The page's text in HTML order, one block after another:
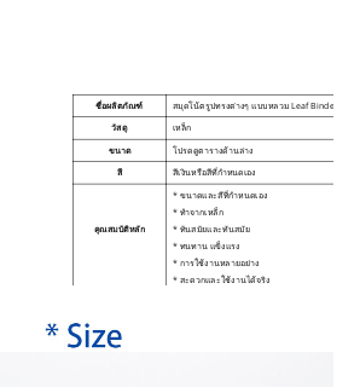
ชื่อผลิตภัณฑ์
สมุดโน้ตรูปทรงต่างๆ แบบหลวม Leaf Binder
วัสดุ
เหล็ก
ขนาด
โปรดดูตารางด้านล่าง
สี
สีเงินหรือสีที่กำหนดเอง
คุณสมบัติหลัก
* ขนาดและสีที่กำหนดเอง
* ทำจากเหล็ก
* ทันสมัยและทันสมัย
* ทนทาน แข็งแรง
* การใช้งานหลายอย่าง
* สะดวกและใช้งานได้จริง
การใช้งาน